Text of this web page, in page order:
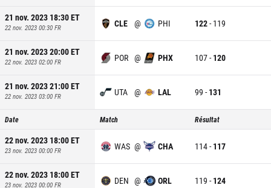
21 nov. 2023 18:30ET
22 nov. 2023 00:30 FR CLE @ PHI 122- 119
21 nov. 2023 20:00ET
22 nov. 2023 02:00 FR POR @ PHX 107- 120
21 nov. 2023 21:00ET
22 nov. 2023 03:00 FR UTA @ LAL 99 - 131
Date Match Résultat
22 nov. 2023 18:00ET
23 nov. 2023 00:00 FR WAS @ CHA 114- 117
22 nov. 2023 18:00ET
23 nov. 2023 00:00 FR DEN @ ORL 119 - 124